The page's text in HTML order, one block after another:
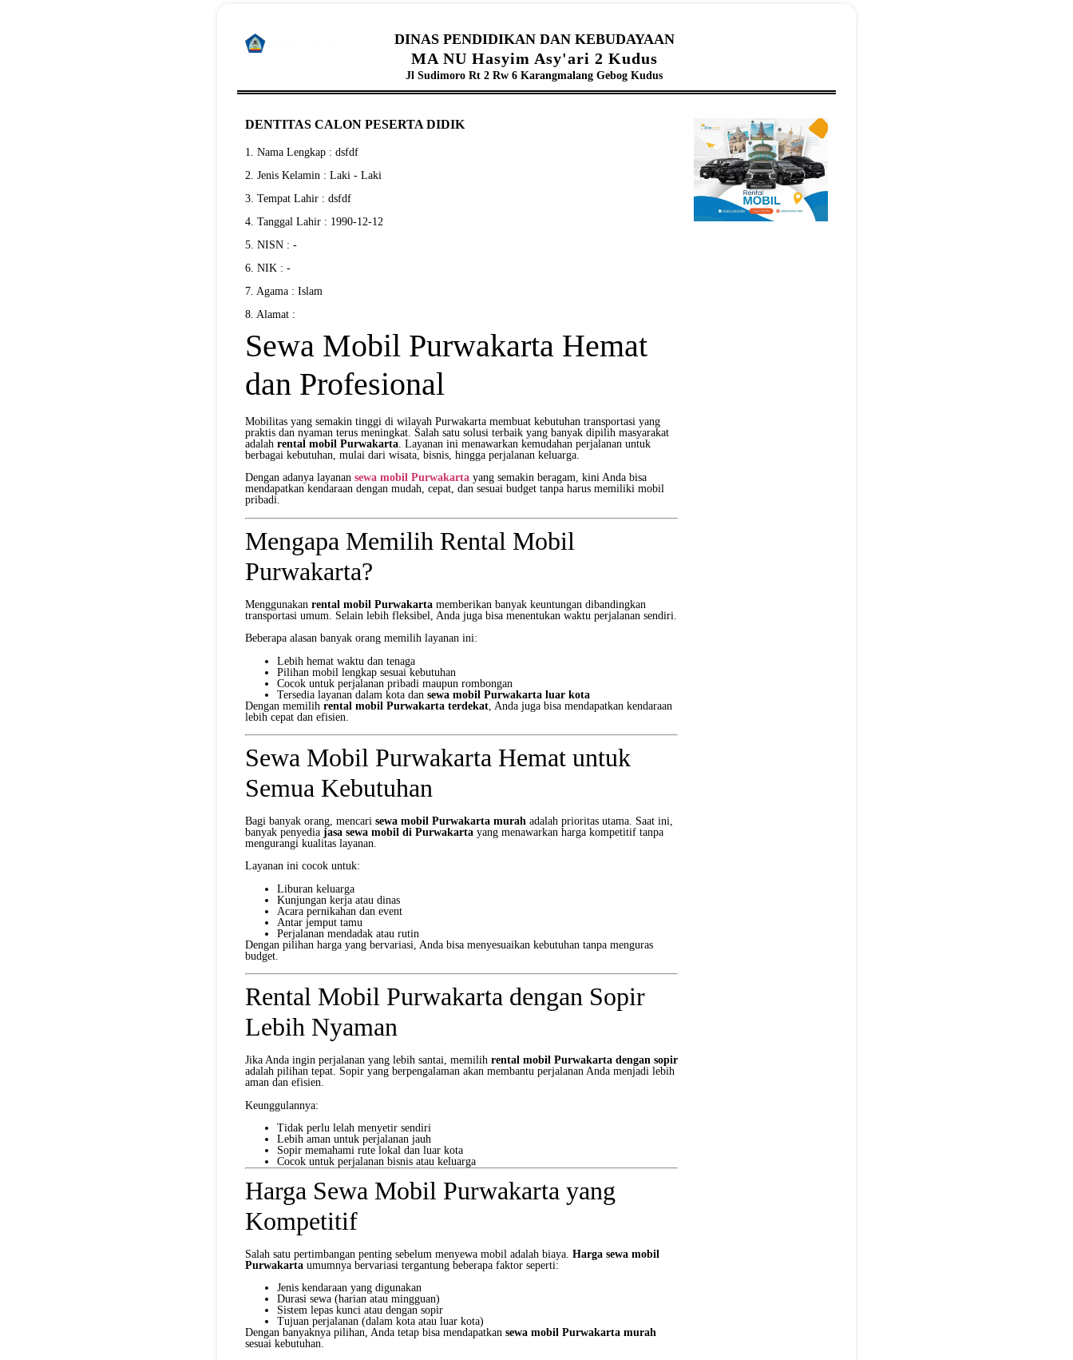
DINAS PENDIDIKAN DAN KEBUDAYAAN
MA NU Hasyim Asy'ari 2 Kudus
Jl Sudimoro Rt 2 Rw 6 Karangmalang Gebog Kudus
DENTITAS CALON PESERTA DIDIK
1. Nama Lengkap : dsfdf
2. Jenis Kelamin : Laki - Laki
3. Tempat Lahir : dsfdf
4. Tanggal Lahir : 1990-12-12
5. NISN : -
6. NIK : -
7. Agama : Islam
8. Alamat :
Sewa Mobil Purwakarta Hemat
dan Profesional
Mobilitas yang semakin tinggi di wilayah Purwakarta membuat kebutuhan transportasi yang
praktis dan nyaman terus meningkat. Salah satu solusi terbaik yang banyak dipilih masyarakat
adalah rental mobil Purwakarta. Layanan ini menawarkan kemudahan perjalanan untuk
berbagai kebutuhan, mulai dari wisata, bisnis, hingga perjalanan keluarga.
Dengan adanya layanan sewa mobil Purwakarta yang semakin beragam, kini Anda bisa
mendapatkan kendaraan dengan mudah, cepat, dan sesuai budget tanpa harus memiliki mobil
pribadi.
Mengapa Memilih Rental Mobil
Purwakarta?
Menggunakan rental mobil Purwakarta memberikan banyak keuntungan dibandingkan
transportasi umum. Selain lebih fleksibel, Anda juga bisa menentukan waktu perjalanan sendiri.
Beberapa alasan banyak orang memilih layanan ini:
Lebih hemat waktu dan tenaga
Pilihan mobil lengkap sesuai kebutuhan
Cocok untuk perjalanan pribadi maupun rombongan
Tersedia layanan dalam kota dan sewa mobil Purwakarta luar kota
Dengan memilih rental mobil Purwakarta terdekat , Anda juga bisa mendapatkan kendaraan
lebih cepat dan efisien.
Sewa Mobil Purwakarta Hemat untuk
Semua Kebutuhan
Bagi banyak orang, mencari sewa mobil Purwakarta murah adalah prioritas utama. Saat ini,
banyak penyedia jasa sewa mobil di Purwakarta yang menawarkan harga kompetitif tanpa
mengurangi kualitas layanan.
Layanan ini cocok untuk:
Liburan keluarga
Kunjungan kerja atau dinas
Acara pernikahan dan event
Antar jemput tamu
Perjalanan mendadak atau rutin
Dengan pilihan harga yang bervariasi, Anda bisa menyesuaikan kebutuhan tanpa menguras
budget.
Rental Mobil Purwakarta dengan Sopir
Lebih Nyaman
Jika Anda ingin perjalanan yang lebih santai, memilih rental mobil Purwakarta dengan sopir
adalah pilihan tepat. Sopir yang berpengalaman akan membantu perjalanan Anda menjadi lebih
aman dan efisien.
Keunggulannya:
Tidak perlu lelah menyetir sendiri
Lebih aman untuk perjalanan jauh
Sopir memahami rute lokal dan luar kota
Cocok untuk perjalanan bisnis atau keluarga
Harga Sewa Mobil Purwakarta yang
Kompetitif
Salah satu pertimbangan penting sebelum menyewa mobil adalah biaya. Harga sewa mobil
Purwakarta umumnya bervariasi tergantung beberapa faktor seperti:
Jenis kendaraan yang digunakan
Durasi sewa (harian atau mingguan)
Sistem lepas kunci atau dengan sopir
Tujuan perjalanan (dalam kota atau luar kota)
Dengan banyaknya pilihan, Anda tetap bisa mendapatkan sewa mobil Purwakarta murah
sesuai kebutuhan.